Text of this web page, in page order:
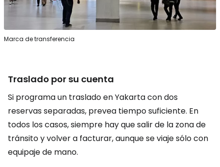
Marca de transferencia
Traslado por su cuenta
Si programa un traslado en Yakarta con dos
reservas separadas, prevea tiempo suficiente. En
todos los casos, siempre hay que salir de la zona de
tránsito y volver a facturar, aunque se viaje sólo con
equipaje de mano.